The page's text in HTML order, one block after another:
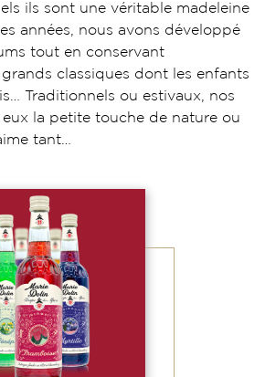
ils sont une véritable madeleine
années, nous avons développé
tout en conservant
classiques dont les enfants
Traditionnels ou estivaux, nos
la petite touche de nature ou
tant…